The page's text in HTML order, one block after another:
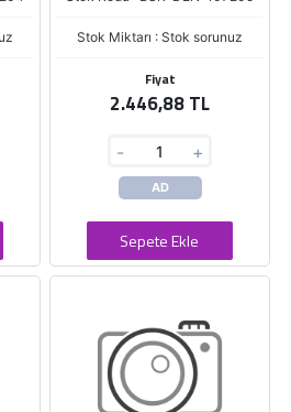
Stok Miktarı : Stok sorunuz
Fiyat
2.446,88 TL
- +
AD
Sepete Ekle